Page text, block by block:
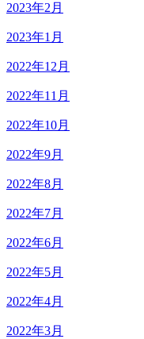
2023年2月
2023年1月
2022年12月
2022年11月
2022年10月
2022年9月
2022年8月
2022年7月
2022年6月
2022年5月
2022年4月
2022年3月